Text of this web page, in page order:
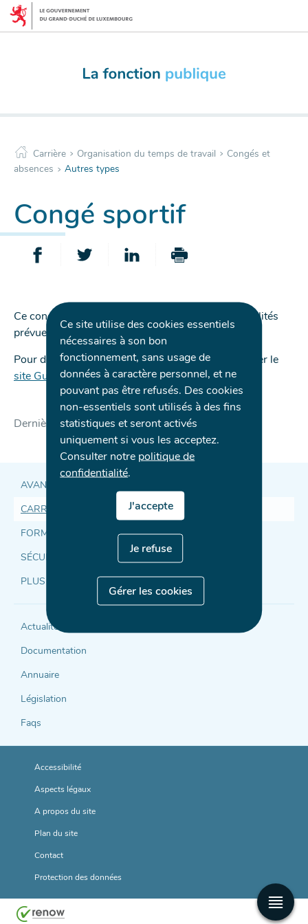
Ce site utilise des cookies essentiels
nécessaires à son bon
fonctionnement, sans usage de
données à caractère personnel, et ne
pouvant pas être refusés. Des cookies
non-essentiels sont utilisés à des fins
statistiques et seront activés
uniquement si vous les acceptez.
Consulter notre politique de
confidentialité.
J'accepte
Je refuse
Gérer les cookies
Menu
Aller
Carrière > Organisation du temps de travail > Congés et
absences > Autres types
Congé sportif
FACEBOOK
-
NOUVELLE
FENÊTRE
TWITTER
-
NOUVELLE
FENÊTRE
LINKEDIN
-
NOUVELLE
FENÊTRE
PAGE
Ce congé est accordé selon les conditions et modalités
prévues par le Code du travail.
Pour de plus amples informations, veuillez consulter le
site Guichet.lu.
Dernière modification le24.03.2025
Accès
direct
et
support
AVANCER ENSEMBLE
CARRIÈRE
FORMATION ET DÉVELOPPEMENT
SÉCURITÉ, SANTÉ, QUALITÉ DE VIE AU TRAVAIL
PLUS
Actualités
Documentation
Annuaire
Législation
Faqs
Accessibilité
Aspects légaux
A propos du site
Plan du site
Contact
Protection des données